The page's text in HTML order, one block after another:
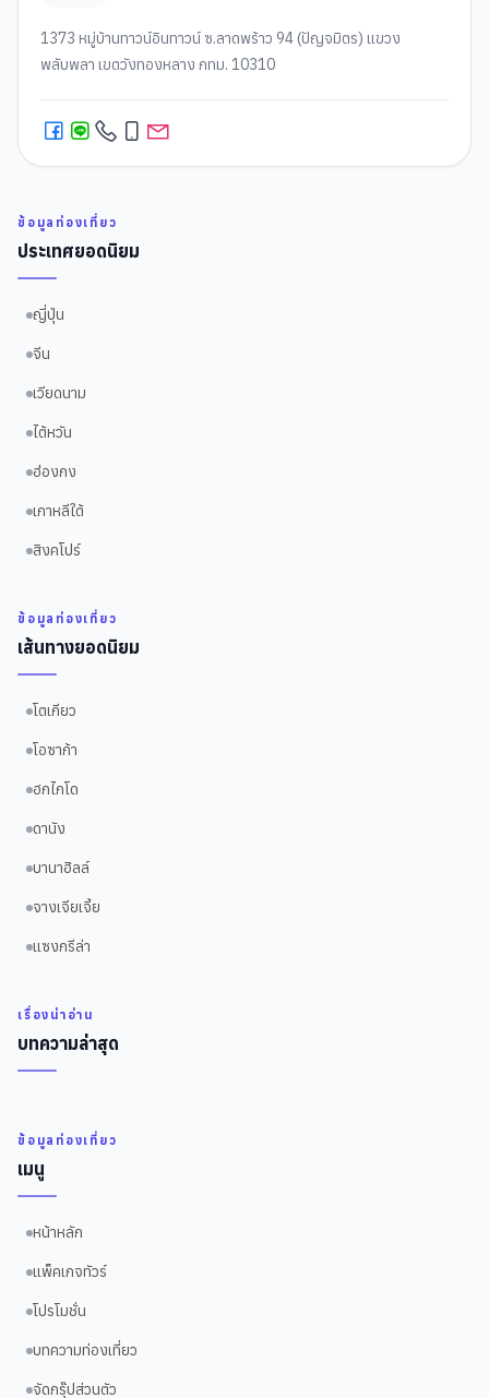
1373 หมู่บ้านทาวน์อินทาวน์ ซ.ลาดพร้าว 94 (ปัญจมิตร) แขวง
พลับพลา เขตวังทองหลาง กทม. 10310
ข้อมูลท่องเที่ยว
ประเทศยอดนิยม
ญี่ปุ่น
จีน
เวียดนาม
ไต้หวัน
ฮ่องกง
เกาหลีใต้
สิงคโปร์
ข้อมูลท่องเที่ยว
เส้นทางยอดนิยม
โตเกียว
โอซาก้า
ฮกไกโด
ดานัง
บานาฮิลล์
จางเจียเจี้ย
แซงกรีล่า
เรื่องน่าอ่าน
บทความล่าสุด
ข้อมูลท่องเที่ยว
เมนู
หน้าหลัก
แพ็คเกจทัวร์
โปรโมชั่น
บทความท่องเที่ยว
จัดกรุ๊ปส่วนตัว